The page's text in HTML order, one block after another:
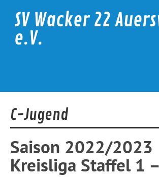
contentSV Wacker 22
e.V.
C-Jugend
Saison 2022/2023
Kreisliga Staffel 1 –